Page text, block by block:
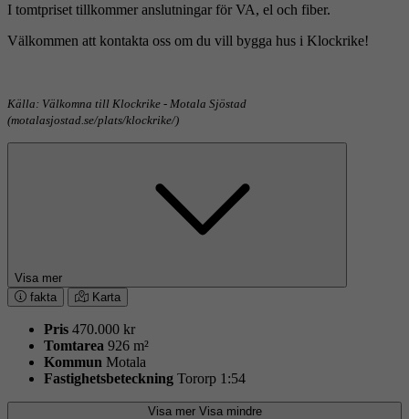
I tomtpriset tillkommer anslutningar för VA, el och fiber.
Välkommen att kontakta oss om du vill bygga hus i Klockrike!
Källa: Välkomna till Klockrike - Motala Sjöstad
(motalasjostad.se/plats/klockrike/)
Visa mer
fakta
Karta
Pris 470.000 kr
Tomtarea 926 m²
Kommun Motala
Fastighets­beteckning Tororp 1:54
Visa mer Visa mindre